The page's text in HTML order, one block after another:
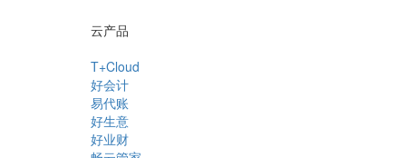
云产品
T+Cloud
好会计
易代账
好生意
好业财